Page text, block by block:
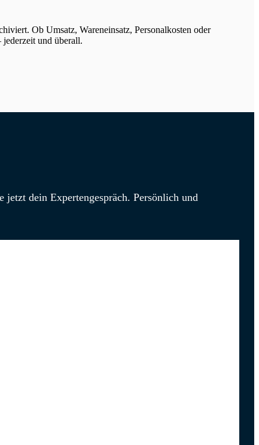
Ob Umsatz, Wareneinsatz, Personalkosten oder
und überall.
dein Expertengespräch. Persönlich und